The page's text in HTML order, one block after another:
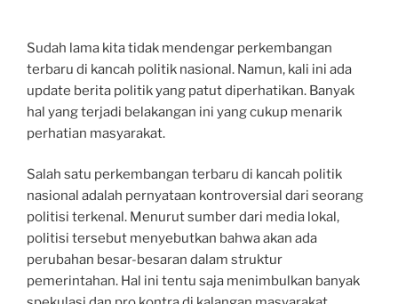
Sudah lama kita tidak mendengar perkembangan
terbaru di kancah politik nasional. Namun, kali ini ada
update berita politik yang patut diperhatikan. Banyak
hal yang terjadi belakangan ini yang cukup menarik
perhatian masyarakat.
Salah satu perkembangan terbaru di kancah politik
nasional adalah pernyataan kontroversial dari seorang
politisi terkenal. Menurut sumber dari media lokal,
politisi tersebut menyebutkan bahwa akan ada
perubahan besar-besaran dalam struktur
pemerintahan. Hal ini tentu saja menimbulkan banyak